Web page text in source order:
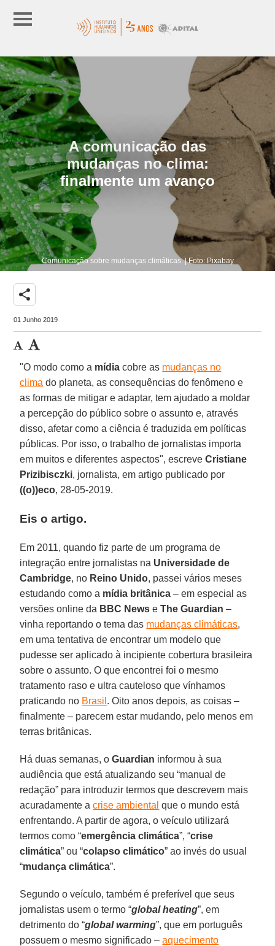
A comunicação das
mudanças no clima:
finalmente um avanço
Comunicação sobre mudanças climáticas. | Foto: Pixabay
share
01 Junho 2019
"O modo como a mídia cobre as mudanças no
clima do planeta, as consequências do fenômeno e
as formas de mitigar e adaptar, tem ajudado a moldar
a percepção do público sobre o assunto e, através
disso, afetar como a ciência é traduzida em políticas
públicas. Por isso, o trabalho de jornalistas importa
em muitos e diferentes aspectos", escreveCristiane
Prizibisczki, jornalista, em artigo publicado por
((o))eco, 28-05-2019.
Eis o artigo.
Em 2011, quando fiz parte de um programa de
integração entre jornalistas na Universidade de
Cambridge, no Reino Unido, passei vários meses
estudando como a mídia britânica – em especial as
versões online da BBC News eThe Guardian –
vinha reportando o tema das mudanças climáticas,
em uma tentativa de encontrar um modelo que
pudesse ser aplicado à incipiente cobertura brasileira
sobre o assunto. O que encontrei foi o mesmo
tratamento raso e ultra cauteloso que vínhamos
praticando no Brasil . Oito anos depois, as coisas –
finalmente – parecem estar mudando, pelo menos em
terras britânicas.
Há duas semanas, oGuardian informou à sua
audiência que está atualizando seu “manual de
redação” para introduzir termos que descrevem mais
acuradamente acrise ambiental que o mundo está
enfrentando. A partir de agora, o veículo utilizará
termos como “emergência climática”, “crise
climática” ou “colapso climático” ao invés do usual
“mudança climática”.
Segundo o veículo, também é preferível que seus
jornalistas usem o termo “global heating”, em
detrimento do “global warming”, que em português
possuem o mesmo significado –aquecimento